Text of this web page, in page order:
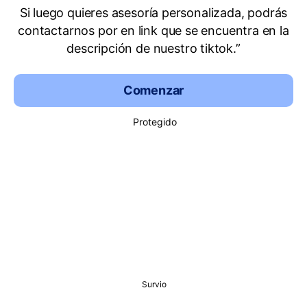
Si luego quieres asesoría personalizada, podrás
contactarnos por en link que se encuentra en la
descripción de nuestro tiktok.”
Comenzar
Protegido
Survio